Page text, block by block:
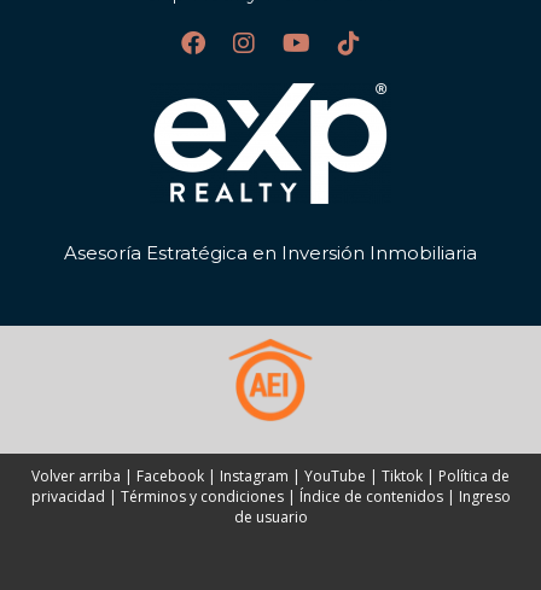
Asesoría Estratégica en Inversión Inmobiliaria
Volver arriba | Facebook | Instagram | YouTube | Tiktok | Política de
privacidad | Términos y condiciones| Índice de contenidos| Ingreso
de usuario